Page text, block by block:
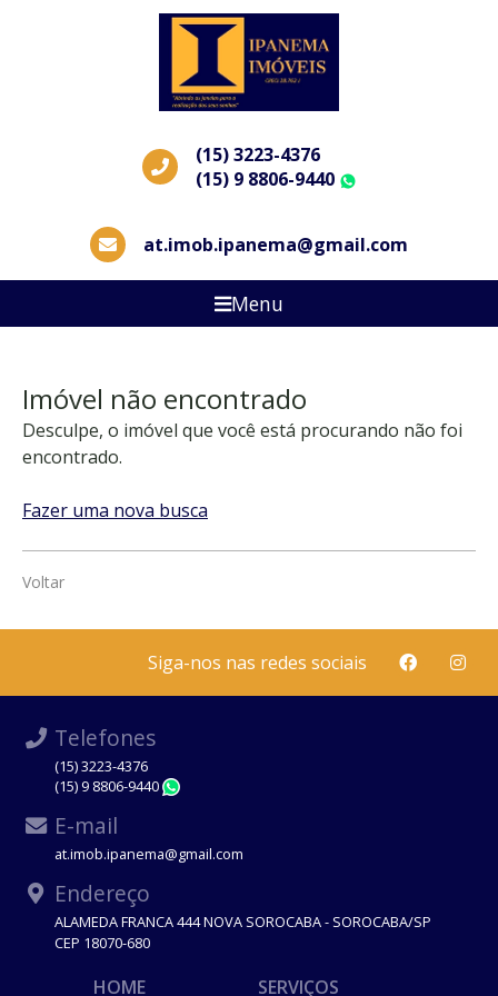
(15) 3223-4376
(15) 9 8806-9440
at.imob.ipanema@gmail.com
Menu
Imóvel não encontrado
Desculpe, o imóvel que você está procurando não foi
encontrado.
Fazer uma nova busca
Voltar
Siga-nos nas redes sociais
Telefones
(15) 3223-4376
(15) 9 8806-9440
E-mail
at.imob.ipanema@gmail.com
Endereço
ALAMEDA FRANCA 444 NOVA SOROCABA - SOROCABA/SP
CEP 18070-680
HOME SERVIÇOS